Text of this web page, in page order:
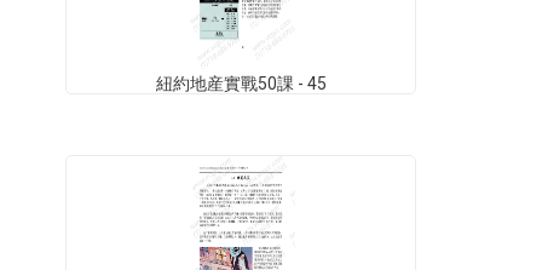
紐約地産實戰50課 - 45